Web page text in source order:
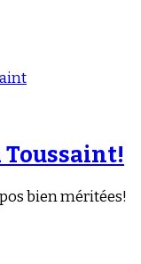
Toussaint!
bien méritées!